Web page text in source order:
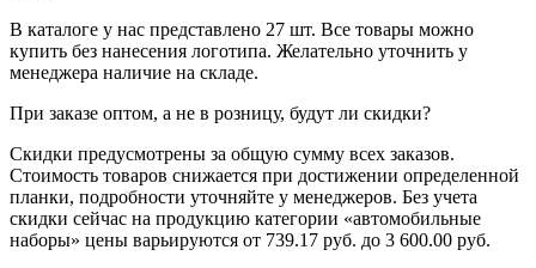
В каталоге у нас представлено 27 шт. Все товары можно
купить без нанесения логотипа. Желательно уточнить у
менеджера наличие на складе.
При заказе оптом, а не в розницу, будут ли скидки?
Скидки предусмотрены за общую сумму всех заказов.
Стоимость товаров снижается при достижении определенной
планки, подробности уточняйте у менеджеров. Без учета
скидки сейчас на продукцию категории «автомобильные
наборы» цены варьируются от 739.17 руб. до 3 600.00 руб.